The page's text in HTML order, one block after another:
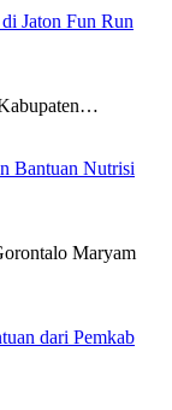
Jaton Fun Run
Bantuan Nutrisi
Maryam
dari Pemkab